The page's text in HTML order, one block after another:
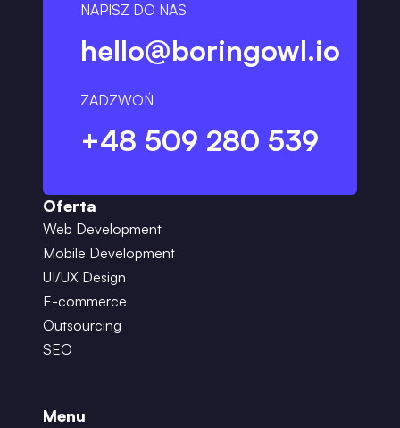
NAPISZ DO NAS
hello@boringowl.io
ZADZWOŃ
+48 509 280 539
Oferta
Web Development
Mobile Development
UI/UX Design
E-commerce
Outsourcing
SEO
Menu